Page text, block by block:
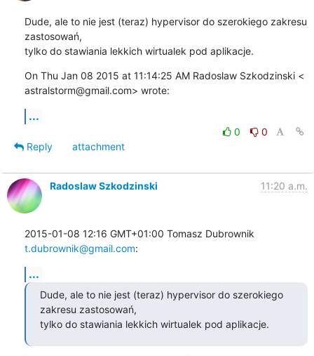
Dude, ale to nie jest (teraz) hypervisor do szerokiego zakresu
zastosowań,
tylko do stawiania lekkich wirtualek pod aplikacje.
On Thu Jan 08 2015 at 11:14:25 AM Radoslaw Szkodzinski <
astralstorm@gmail.com> wrote:
...
0
0
Reply
attachment
Radoslaw Szkodzinski 11:20 a.m.
t.dubrownik@gmail.com:
...
Dude, ale to nie jest (teraz) hypervisor do szerokiego
zakresu zastosowań,
tylko do stawiania lekkich wirtualek pod aplikacje.